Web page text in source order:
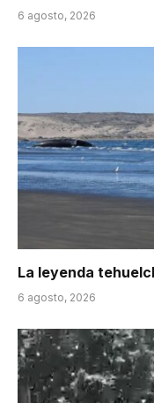
6 agosto, 2026
La leyenda
6 agosto, 2026